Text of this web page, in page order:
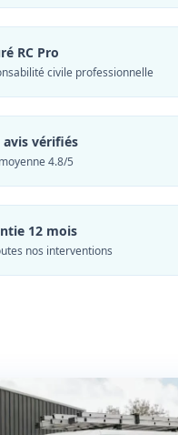
RC Pro
civile professionnelle
avis vérifiés
4.8/5
12 mois
nos interventions